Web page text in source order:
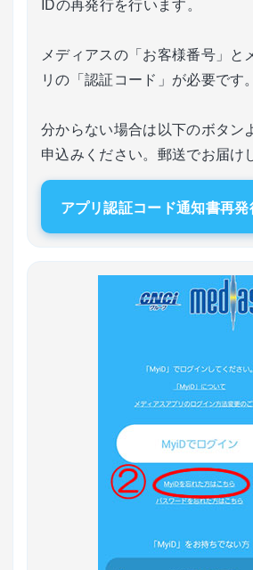
IDの再発行を行います。
メディアスの「お客様番号」と
リの「認証コード」が必要です。
分からない場合は以下のボタン
申込みください。郵送でお届け
アプリ認証コード通知書再